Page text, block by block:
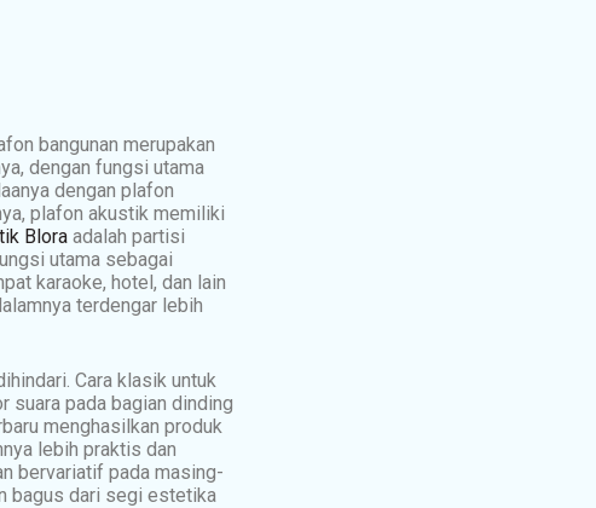
bangunan merupakan
dengan fungsi utama
dengan plafon
plafon akustik memiliki
Blora adalah partisi
utama sebagai
karaoke, hotel, dan lain
terdengar lebih
Cara klasik untuk
suara pada bagian dinding
menghasilkan produk
lebih praktis dan
bervariatif pada masing-
bagus dari segi estetika